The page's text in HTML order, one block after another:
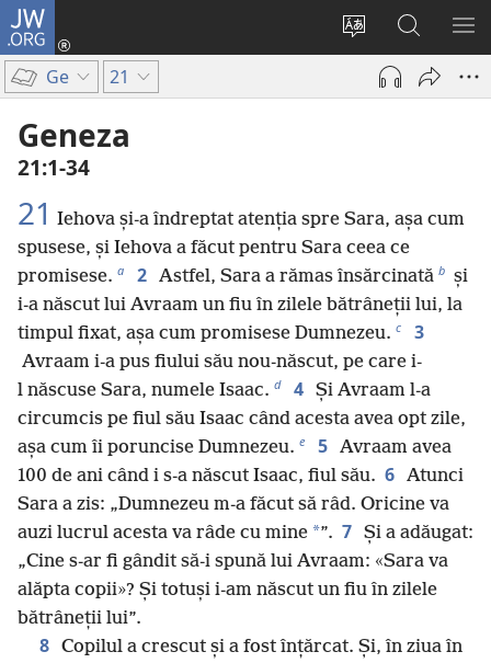
JW.ORG
Schimbaţi
limba
site-
Conectează-
deschide
Căutați
pe
JW.ORG
Ge 21
Geneza
21:1-34
21 Iehova și-a îndreptat atenția spre Sara, așa cum
spusese, și Iehova a făcut pentru Sara ceea ce
promisese. a 2 Astfel, Sara a rămas însărcinată b și
i-a născut lui Avraam un fiu în zilele bătrâneții lui, la
timpul fixat, așa cum promisese Dumnezeu. c 3
Avraam i-a pus fiului său nou-născut, pe care i-
l născuse Sara, numele Isaac. d 4 Și Avraam l-a
circumcis pe fiul său Isaac când acesta avea opt zile,
așa cum îi poruncise Dumnezeu. e 5 Avraam avea
100 de ani când i s-a născut Isaac, fiul său. 6 Atunci
Sara a zis: „Dumnezeu m-a făcut să râd. Oricine va
auzi lucrul acesta va râde cu mine *”. 7 Și a adăugat:
„Cine s-ar fi gândit să-i spună lui Avraam: «Sara va
alăpta copii»? Și totuși i-am născut un fiu în zilele
bătrâneții lui”.
8 Copilul a crescut și a fost înțărcat. Și, în ziua în